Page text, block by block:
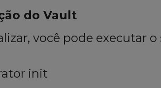
do Vault
você pode executar
init